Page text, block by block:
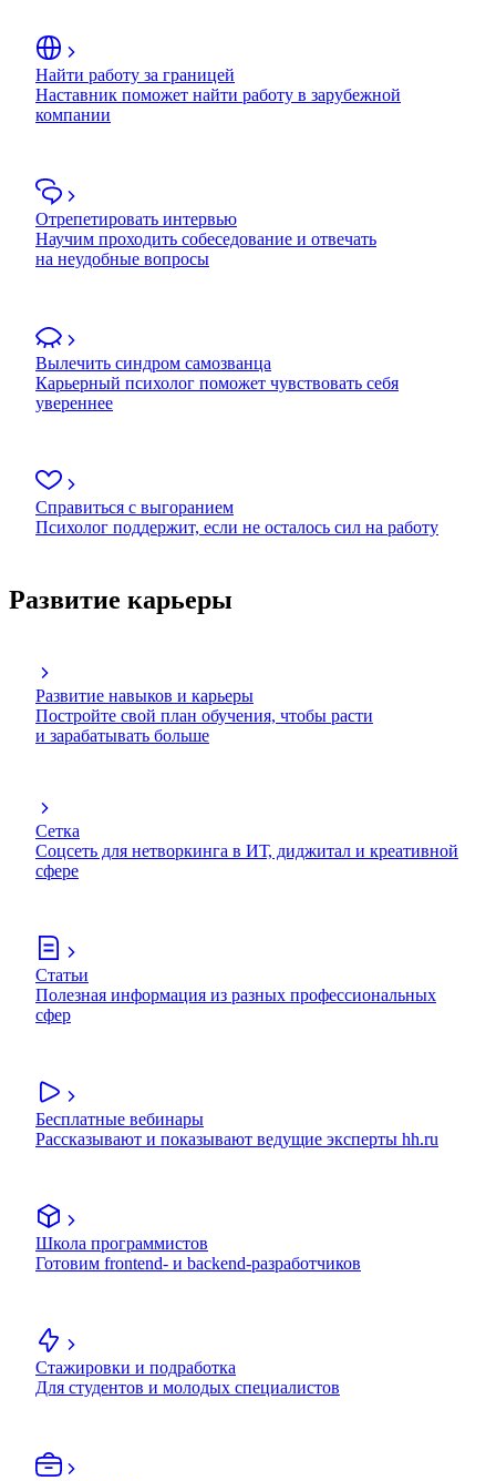
Найти работу за границей
Наставник поможет найти работу в зарубежной
компании
Отрепетировать интервью
Научим проходить собеседование и отвечать
на неудобные вопросы
Вылечить синдром самозванца
Карьерный психолог поможет чувствовать себя
увереннее
Справиться с выгоранием
Психолог поддержит, если не осталось сил на работу
Развитие карьеры
Развитие навыков и карьеры
Постройте свой план обучения, чтобы расти
и зарабатывать больше
Сетка
Соцсеть для нетворкинга в ИТ, диджитал и креативной
сфере
Статьи
Полезная информация из разных профессиональных
сфер
Бесплатные вебинары
Рассказывают и показывают ведущие эксперты hh.ru
Школа программистов
Готовим frontend- и backend-разработчиков
Стажировки и подработка
Для студентов и молодых специалистов